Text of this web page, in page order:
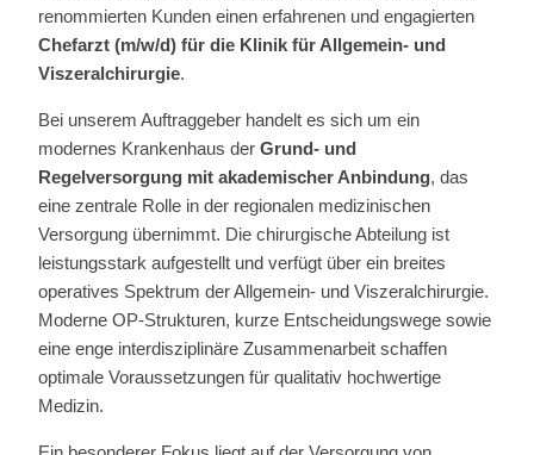
renommierten Kunden einen erfahrenen und engagierten
Chefarzt (m/w/d) für die Klinik für Allgemein- und
Viszeralchirurgie.
Bei unserem Auftraggeber handelt es sich um ein
modernes Krankenhaus der Grund- und
Regelversorgung mit akademischer Anbindung, das
eine zentrale Rolle in der regionalen medizinischen
Versorgung übernimmt. Die chirurgische Abteilung ist
leistungsstark aufgestellt und verfügt über ein breites
operatives Spektrum der Allgemein- und Viszeralchirurgie.
Moderne OP-Strukturen, kurze Entscheidungswege sowie
eine enge interdisziplinäre Zusammenarbeit schaffen
optimale Voraussetzungen für qualitativ hochwertige
Medizin.